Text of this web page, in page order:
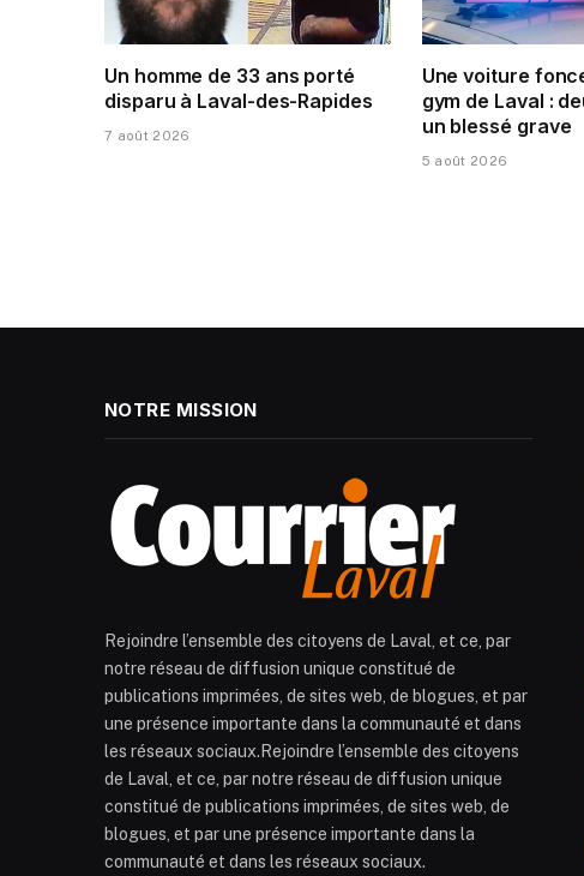
Un homme de 33 ans porté
disparu à Laval-des-Rapides
7 août 2026
Une voiture
gym de Laval :
un blessé grave
5 août 2026
NOTRE MISSION
Rejoindre l’ensemble des citoyens de Laval, et ce, par
notre réseau de diffusion unique constitué de
publications imprimées, de sites web, de blogues, et par
une présence importante dans la communauté et dans
les réseaux sociaux.Rejoindre l’ensemble des citoyens
de Laval, et ce, par notre réseau de diffusion unique
constitué de publications imprimées, de sites web, de
blogues, et par une présence importante dans la
communauté et dans les réseaux sociaux.